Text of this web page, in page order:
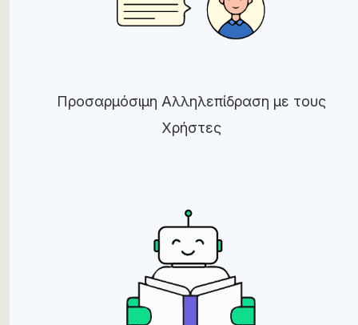
Προσαρμόσιμη Αλληλεπίδραση με τους
Χρήστες